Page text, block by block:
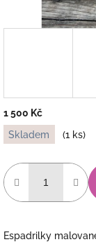
1 500 Kč
Měrná
cena:
Skladem (1 ks)
Espadrilky